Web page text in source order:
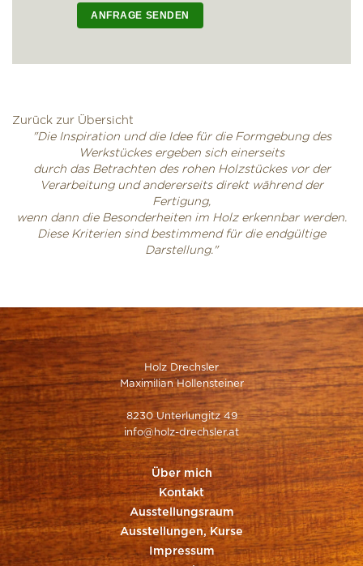
Zurück zur Übersicht
"Die Inspiration und die Idee für die Formgebung des
Werkstückes ergeben sich einerseits
durch das Betrachten des rohen Holzstückes vor der
Verarbeitung und andererseits direkt während der
Fertigung,
wenn dann die Besonderheiten im Holz erkennbar werden.
Diese Kriterien sind bestimmend für die endgültige
Darstellung."
Holz Drechsler
Maximilian Hollensteiner
8230 Unterlungitz 49
info@holz-drechsler.at
Über mich
Kontakt
Ausstellungsraum
Ausstellungen, Kurse
Impressum